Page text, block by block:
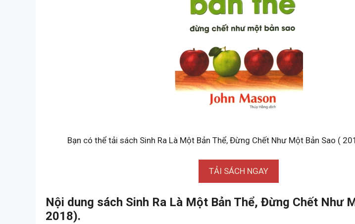
Bạn có thể tải sách Sinh Ra Là Một Bản Thể, Đừng Chết Như Một Bản Sao (
TẢI SÁCH NGAY
Nội dung sách Sinh Ra Là Một Bản Thể, Đừng Chết Như
2018).